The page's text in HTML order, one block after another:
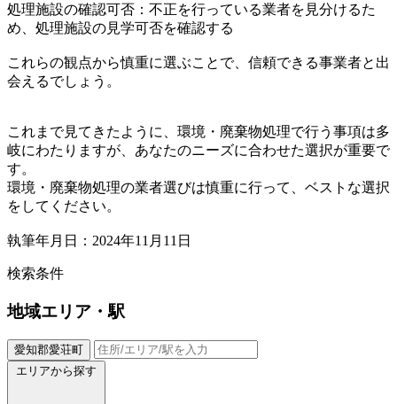
処理施設の確認可否：不正を行っている業者を見分けるた
め、処理施設の見学可否を確認する
これらの観点から慎重に選ぶことで、信頼できる事業者と出
会えるでしょう。
これまで見てきたように、環境・廃棄物処理で行う事項は多
岐にわたりますが、あなたのニーズに合わせた選択が重要で
す。
環境・廃棄物処理の業者選びは慎重に行って、ベストな選択
をしてください。
執筆年月日：2024年11月11日
検索条件
地域エリア・駅
愛知郡愛荘町
エリアから探す